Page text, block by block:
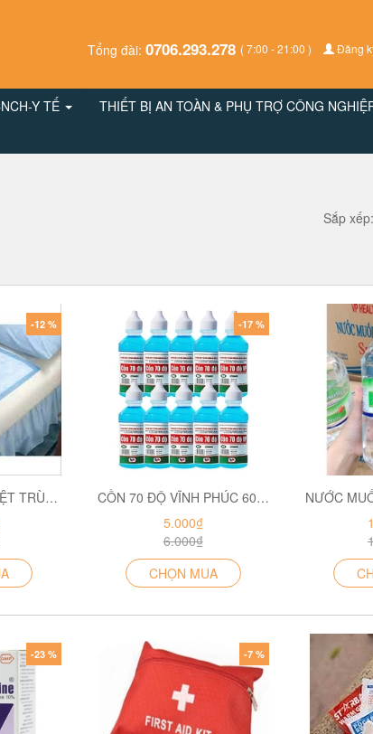
Tổng đài: 0706.293.278 ( 7:00 - 21:00 ) Đăng
Y TẾ
THIẾT BỊ AN TOÀN & PHỤ TRỢ CÔNG
Sắp xếp:
TẤM LÓT NILON TIỆT TRÙNG 60 X 60 TL
-12 %
CỒN 70 ĐỘ VĨNH PHÚC 60ML
5.000₫
6.000₫
-17 %
CHỌN MUA
-23 % -7 %